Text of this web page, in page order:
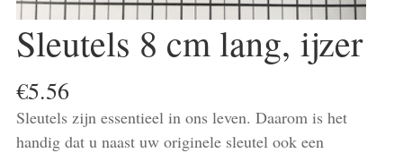
Sleutels 8 cm lang, ijzer
€5.56
Sleutels zijn essentieel in ons leven. Daarom is het
handig dat u naast uw originele sleutel ook een